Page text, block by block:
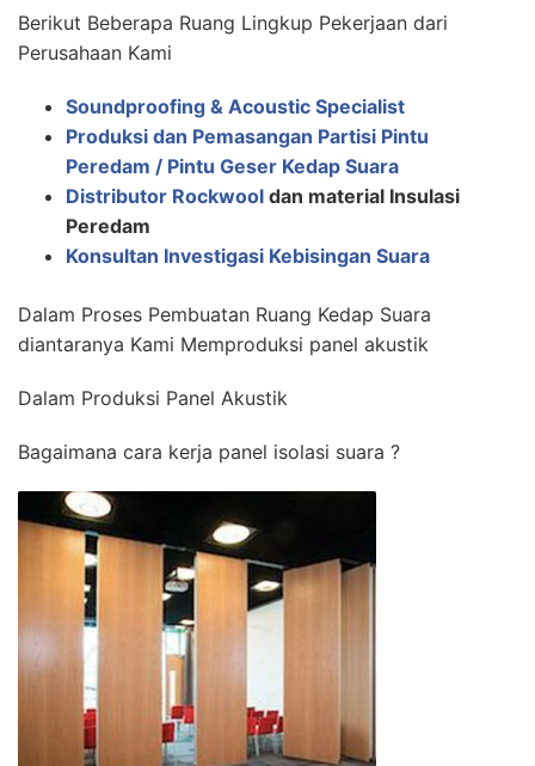
Berikut Beberapa Ruang Lingkup Pekerjaan dari
Perusahaan Kami
Soundproofing & Acoustic Specialist
Produksi dan Pemasangan Partisi Pintu
Peredam / Pintu Geser Kedap Suara
Distributor Rockwool dan material Insulasi
Peredam
Konsultan Investigasi Kebisingan Suara
Dalam Proses Pembuatan Ruang Kedap Suara
diantaranya Kami Memproduksi panel akustik
Dalam Produksi Panel Akustik
Bagaimana cara kerja panel isolasi suara ?